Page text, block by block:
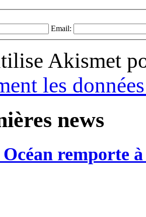
Email:
Akismet
les
news
Océan remporte